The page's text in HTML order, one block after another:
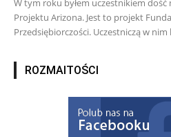
W tym roku byłem uczestnikiem dość
Projektu Arizona. Jest to projekt
Przedsiębiorczości. Uczestniczą w nim
ROZMAITOŚCI